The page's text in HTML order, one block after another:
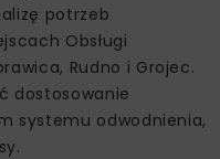
potrzeb
Obsługi
Rudno i Grojec.
dostosowanie
systemu odwodnienia,